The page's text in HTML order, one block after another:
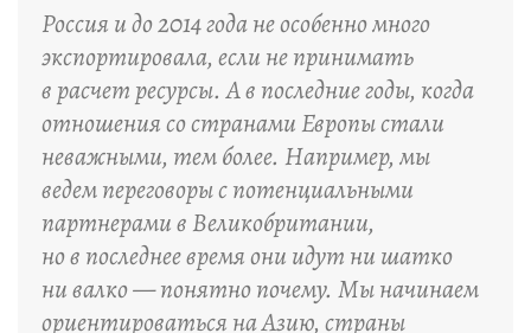
Россия и до 2014 года не особенно много
экспортировала, если не принимать
в расчет ресурсы. А в последние годы, когда
отношения со странами Европы стали
неважными, тем более. Например, мы
ведем переговоры с потенциальными
партнерами в Великобритании,
но в последнее время они идут ни шатко
ни валко — понятно почему. Мы начинаем
ориентироваться на Азию, страны